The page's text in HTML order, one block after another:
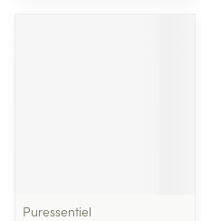
Puressentiel